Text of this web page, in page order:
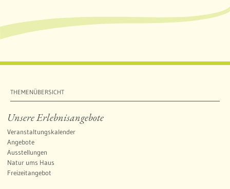
THEMENÜBERSICHT
Unsere Erlebnisangebote
Veranstaltungskalender
Angebote
Ausstellungen
Natur ums Haus
Freizeitangebot